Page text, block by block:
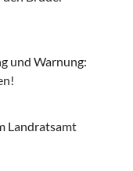
und Warnung:
Landratsamt